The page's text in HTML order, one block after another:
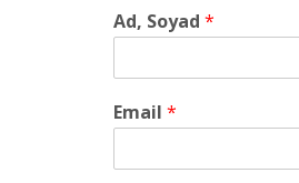
Ad, Soyad *
Email *